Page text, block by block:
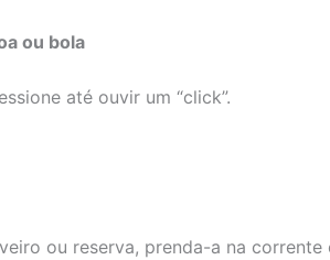
ou bola
até ouvir um “click”.
ou reserva, prenda-a na